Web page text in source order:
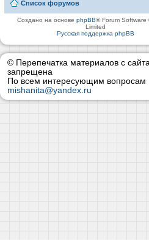
Список форумов
Создано на основеphpBB® Forum Software
Limited
Русская поддержка phpBB
© Перепечатка материалов с
запрещена
По всем интересующим
mishanita@yandex.ru